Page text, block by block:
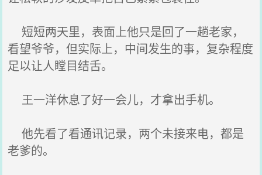
短短两天里，表面上他只是回了一趟老家，
看望爷爷，但实际上，中间发生的事，复杂程度
足以让人瞠目结舌。
王一洋休息了好一会儿，才拿出手机。
他先看了看通讯记录，两个未接来电，都是
老爹的。